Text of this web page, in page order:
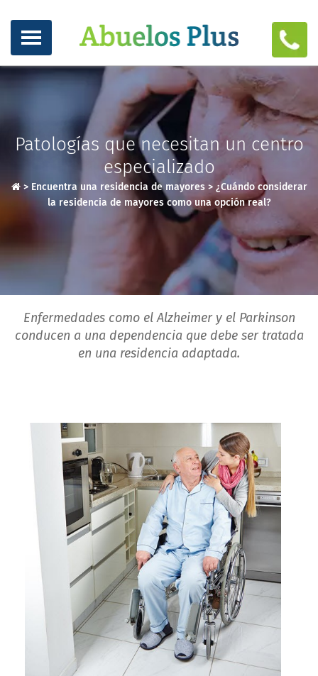
Patologías que necesitan un centro
especializado
> Encuentra una residencia de mayores> ¿Cuándo considerar
la residencia de mayores como una opción real?
Enfermedades como el Alzheimer y el Parkinson
conducen a una dependencia que debe ser tratada
en una residencia adaptada.